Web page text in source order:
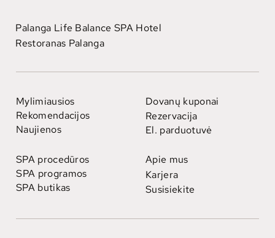
Mylimiausios
Rekomendacijos
Naujienos
SPA procedūros
SPA programos
SPA butikas
Dovanų kuponai
Rezervacija
El. parduotuvė
Apie mus
Karjera
Susisiekite
Palanga Life Balance SPA Hotel
Restoranas Palanga